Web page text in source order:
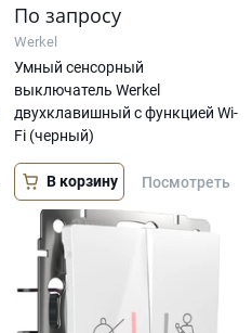
По запросу
Werkel
Умный сенсорный
выключатель Werkel
двухклавишный с функцией Wi-
Fi (черный)
В корзину Посмотреть